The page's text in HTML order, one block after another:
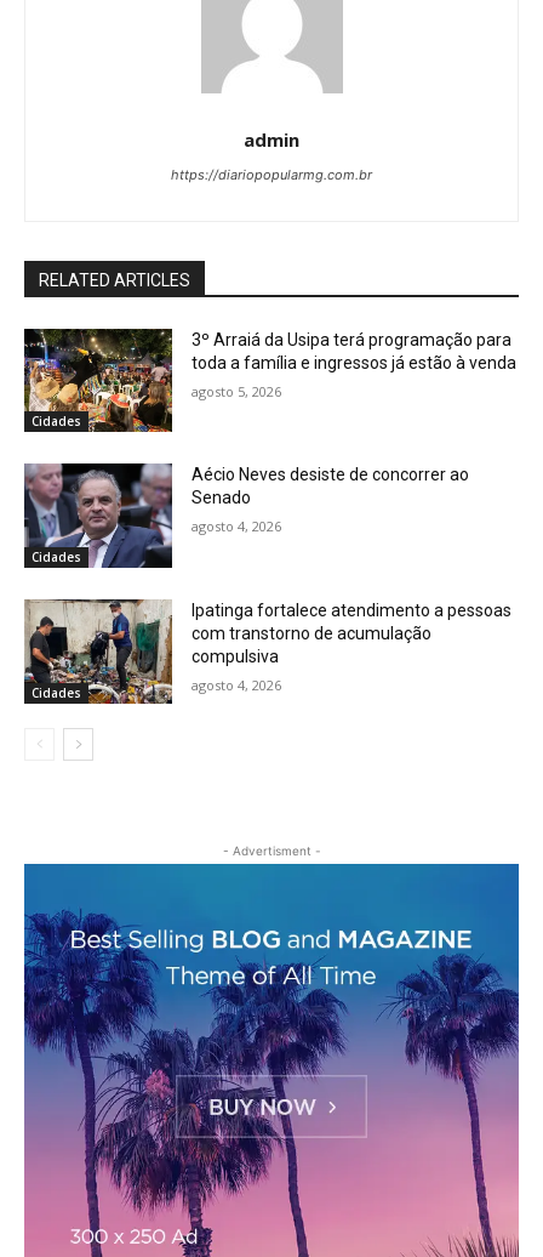
admin
https://diariopopularmg.com.br
RELATED ARTICLES
Cidades
3º Arraiá da Usipa terá programação para
toda a família e ingressos já estão à venda
agosto 5, 2026
Cidades
Aécio Neves desiste de concorrer ao
Senado
agosto 4, 2026
Cidades
Ipatinga fortalece atendimento a pessoas
com transtorno de acumulação
compulsiva
agosto 4, 2026
- Advertisment -